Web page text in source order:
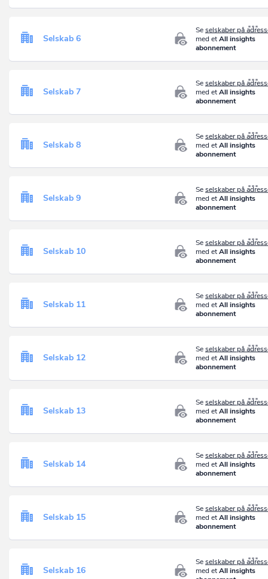
Seselskaber på
med etAll insights
abonnement
Selskab 6
Seselskaber på
med etAll insights
abonnement
Selskab 7
Seselskaber på
med etAll insights
abonnement
Selskab 8
Seselskaber på
med etAll insights
abonnement
Selskab 9
Seselskaber på
med etAll insights
abonnement
Selskab 10
Seselskaber på
med etAll insights
abonnement
Selskab 11
Seselskaber på
med etAll insights
abonnement
Selskab 12
Seselskaber på
med etAll insights
abonnement
Selskab 13
Seselskaber på
med etAll insights
abonnement
Selskab 14
Seselskaber på
med etAll insights
abonnement
Selskab 15
Seselskaber på
med etAll insights
Selskab 16